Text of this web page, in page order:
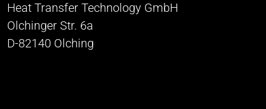
Heat Transfer Technology GmbH
Olchinger Str. 6a
D-82140 Olching